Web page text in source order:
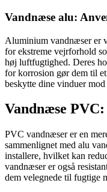
Vandnæse alu:
Aluminium vandnæser er
for ekstreme vejrforhold
høj luftfugtighed. Deres
for korrosion gør dem til
beskytte dine vinduer mod
Vandnæse
PVC vandnæser er en
sammenlignet med alu
installere, hvilket kan
vandnæser er også
dem velegnede til fugtige